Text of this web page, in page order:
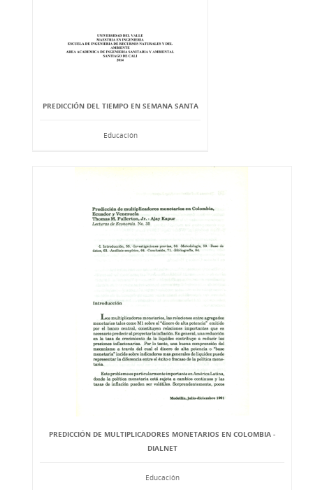
PREDICCIÓN DEL TIEMPO EN SEMANA SANTA
Educación
PREDICCIÓN DE MULTIPLICADORES MONETARIOS EN COLOMBIA -
DIALNET
Educación